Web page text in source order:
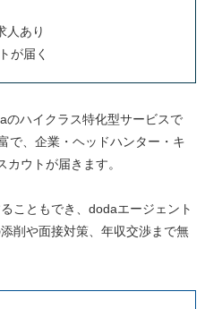
人あり
が届く
のハイクラス特化型サービスで
で、企業・ヘッドハンター・キ
ウトが届きます。
こともでき、dodaエージェント
削や面接対策、年収交渉まで無